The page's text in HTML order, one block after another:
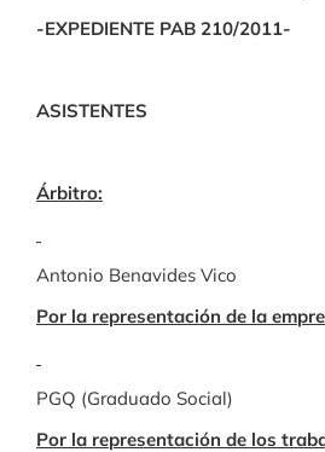
-EXPEDIENTE PAB 210/2011-
ASISTENTES
Árbitro:
Antonio Benavides Vico
Por la representación de la
PGQ (Graduado Social)
Por la representación de los